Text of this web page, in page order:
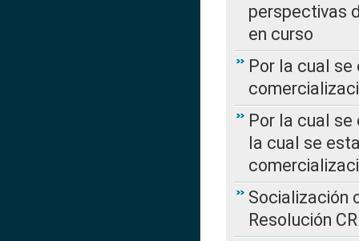
perspectivas
en curso
Por la cual
Por la cual se
la cual se
Socialización
Resolución